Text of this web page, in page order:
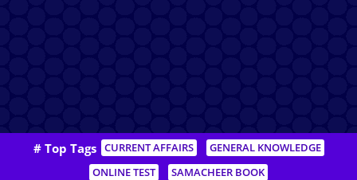
# Top Tags CURRENT AFFAIRS
GENERAL KNOWLEDGE
ONLINE TEST
SAMACHEER BOOK